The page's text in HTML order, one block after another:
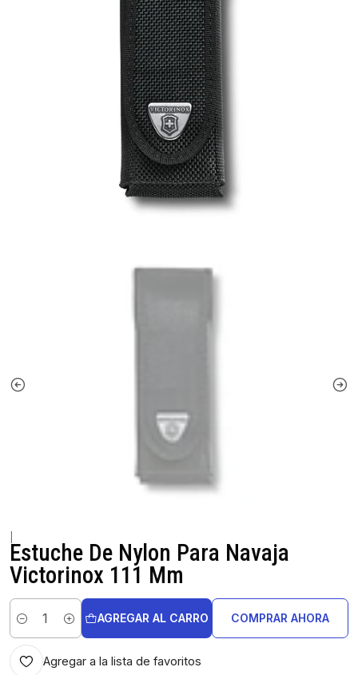
Estuche De Nylon Para Navaja
Victorinox 111 Mm
Cantidad
AGREGAR AL CARRO COMPRAR AHORA
Agregar a la lista de favoritos